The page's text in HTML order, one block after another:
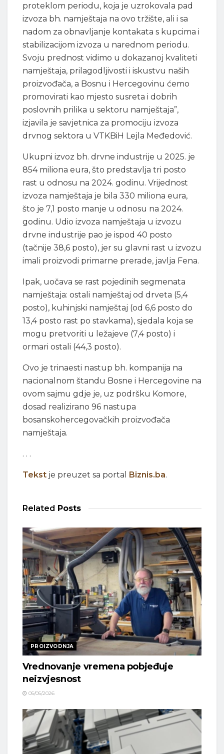
proteklom periodu, koja je uzrokovala pad
izvoza bh. namještaja na ovo tržište, ali i sa
nadom za obnavljanje kontakata s kupcima i
stabilizacijom izvoza u narednom periodu.
Svoju prednost vidimo u dokazanoj kvaliteti
namještaja, prilagodljivosti i iskustvu naših
proizvođača, a Bosnu i Hercegovinu ćemo
promovirati kao mjesto susreta i dobrih
poslovnih prilika u sektoru namještaja”,
izjavila je savjetnica za promociju izvoza
drvnog sektora u VTKBiH Lejla Međedović.
Ukupni izvoz bh. drvne industrije u 2025. je
854 miliona eura, što predstavlja tri posto
rast u odnosu na 2024. godinu. Vrijednost
izvoza namještaja je bila 330 miliona eura,
što je 7,1 posto manje u odnosu na 2024.
godinu. Udio izvoza namještaja u izvozu
drvne industrije pao je ispod 40 posto
(tačnije 38,6 posto), jer su glavni rast u izvozu
imali proizvodi primarne prerade, javlja Fena.
Ipak, uočava se rast pojedinih segmenata
namještaja: ostali namještaj od drveta (5,4
posto), kuhinjski namještaj (od 6,6 posto do
13,4 posto rast po stavkama), sjedala koja se
mogu pretvoriti u ležajeve (7,4 posto) i
ormari ostali (44,3 posto).
Ovo je trinaesti nastup bh. kompanija na
nacionalnom štandu Bosne i Hercegovine na
ovom sajmu gdje je, uz podršku Komore,
dosad realizirano 96 nastupa
bosanskohercegovačkih proizvođača
namještaja.
. . .
Tekst je preuzet sa portal Biznis.ba.
Related Posts
PROIZVODNJA
Vrednovanje vremena pobjeđuje
neizvjesnost
05/05/2026